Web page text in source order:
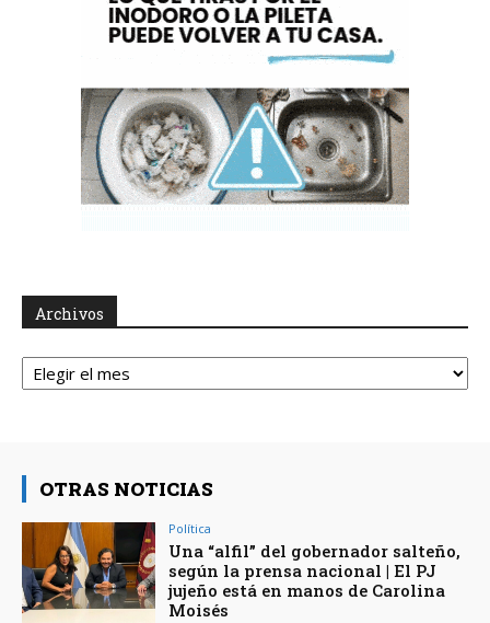
Archivos
Archivos
OTRAS NOTICIAS
Política
Una “alfil” del gobernador salteño,
según la prensa nacional | El PJ
jujeño está en manos de Carolina
Moisés